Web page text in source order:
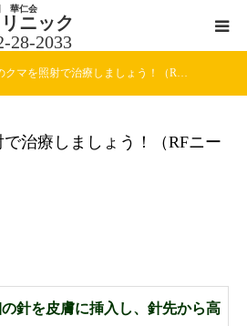
華仁会
ニック
28-2033
クマを照射で治療しましょう！（R…
治療しましょう！（RFニー
針を皮膚に挿入し、針先から高